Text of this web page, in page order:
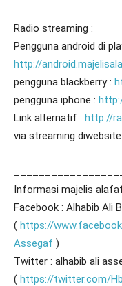
Radio streaming :
Pengguna android di
http://
pengguna blackberry :
pengguna iphone :
Link alternatif : http://
via streaming diwebsite
Informasi majelis
Facebook : Alhabib Ali
( https://
Assegaf )
Twitter : alhabib ali
( https://twitter.com/